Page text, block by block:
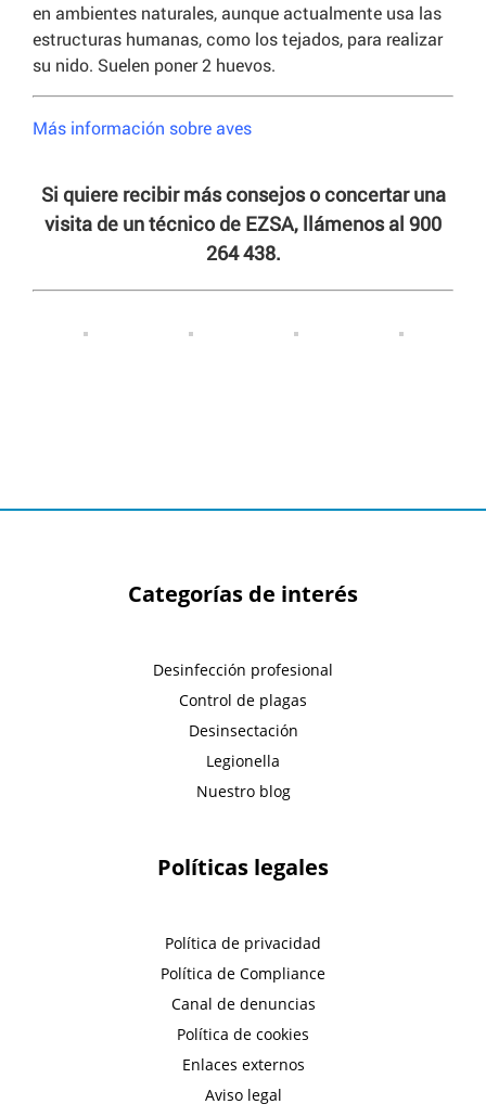
en ambientes naturales, aunque actualmente usa las
estructuras humanas, como los tejados, para realizar
su nido. Suelen poner 2 huevos.
Más información sobre aves
Si quiere recibir más consejos o concertar una
visita de un técnico de EZSA, llámenos al 900
264 438.
Categorías de interés
Desinfección profesional
Control de plagas
Desinsectación
Legionella
Nuestro blog
Políticas legales
Política de privacidad
Política de Compliance
Canal de denuncias
Política de cookies
Enlaces externos
Aviso legal